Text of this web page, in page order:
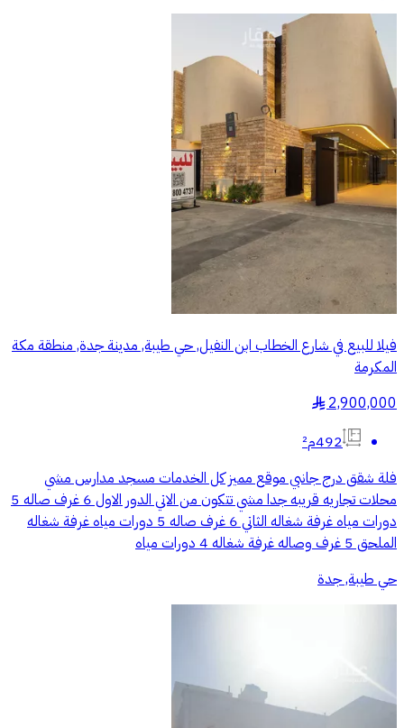
فيلا للبيع في شارع الخطاب ابن النفيل, حي طيبة, مدينة جدة, منطقة مكة
المكرمة
2,900,000
§
492م²
فلة شقق درج جانبي موقع مميز كل الخدمات مسجد مدارس مشي
محلات تجاريه قريبه جدا مشي تتكون من الاتي الدور الاول 6 غرف صاله 5
دورات مياه غرفة شغاله الثاتي 6 غرف صاله 5 دورات مياه غرفة شغاله
الملحق 5 غرف وصاله غرفة شغاله 4 دورات مياه
حي طيبة, جدة